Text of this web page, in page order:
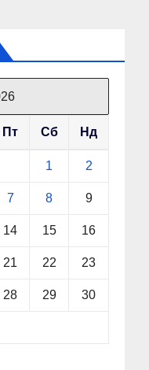
Пт Сб Нд
1 2
7 8 9
14 15 16
21 22 23
28 29 30